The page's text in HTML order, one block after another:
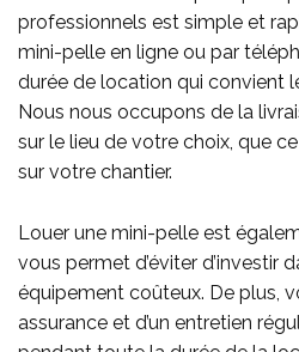
professionnels est simple et
mini-pelle en ligne ou par
durée de location qui convient
Nous nous occupons de la
sur le lieu de votre choix, que
sur votre chantier.
Louer une mini-pelle est
vous permet d’éviter d’investir
équipement coûteux. De plus,
assurance et d’un entretien